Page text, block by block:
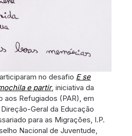
no desafio E se
e partir, iniciativa da
aos Refugiados (PAR), em
Geral da Educação
para as Migrações, I.P.
Nacional de Juventude,